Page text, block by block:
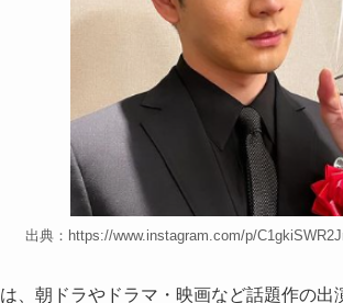
出典：https://www.instagram.com/p/
、朝ドラやドラマ・映画など話題作の出